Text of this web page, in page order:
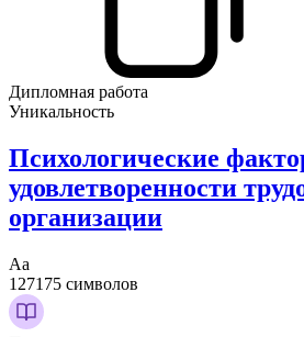
Дипломная работа
Уникальность
Психологические
удовлетворенности
организации
Аа
127175 символов